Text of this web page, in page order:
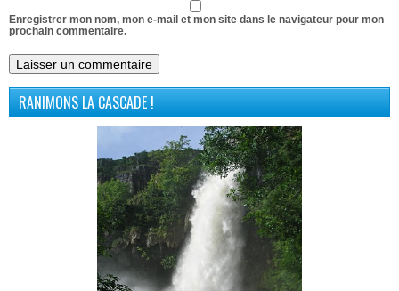
Enregistrer mon nom, mon e-mail et mon site dans le navigateur pour mon
prochain commentaire.
RANIMONS LA CASCADE !